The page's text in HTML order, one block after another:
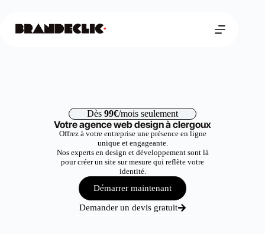
Dès 99€/mois seulement
Votre agence web design à clergoux
Offrez à votre entreprise une présence en ligne
unique et engageante.
Nos experts en design et développement sont là
pour créer un site sur mesure qui reflète votre
identité.
Démarrer maintenant
Demander un devis gratuit